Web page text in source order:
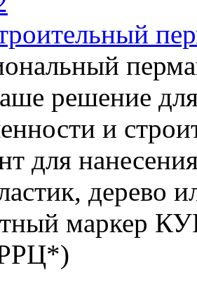
решение
и
для
дерево
маркер